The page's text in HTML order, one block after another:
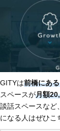
GITYは前橋にあ
スペースが月額
談話スペースなど、
になる人はぜひこ